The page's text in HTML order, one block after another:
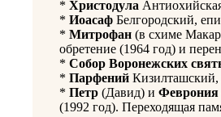
* Христодула
* Иоасаф Белгородский,
* Митрофан (в схиме
обретение (1964 год) и
* Собор Воронежских
* Парфений Кизилташский,
* Петр (Давид) и Феврония
(1992 год). Переходящая